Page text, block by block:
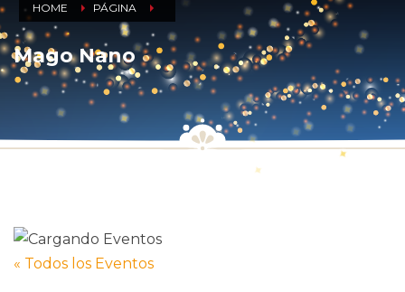
HOME PÁGINA
Mago Nano
« Todos los Eventos